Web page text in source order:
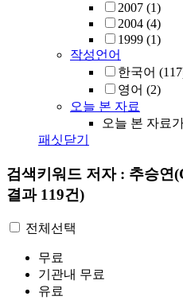
2007 (1)
2004 (4)
1999 (1)
작성언어
한국어
영어 (2)
오늘 본 자료
오늘 본 자료
패싯닫기
검색키워드 저자 : 추승연
결과 119건)
전체선택
무료
기관내 무료
유료